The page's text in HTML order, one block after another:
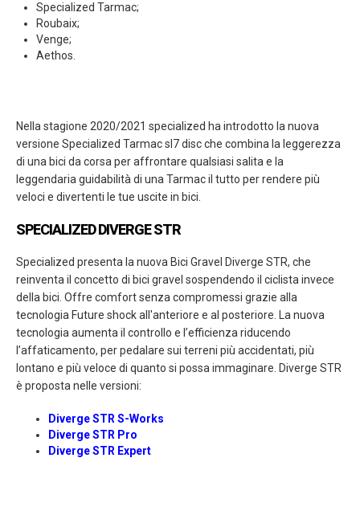
Specialized Tarmac;
Roubaix;
Venge;
Aethos.
Nella stagione 2020/2021 specialized ha introdotto la nuova
versione Specialized Tarmac sl7 disc che combina la leggerezza
di una bici da corsa per affrontare qualsiasi salita e la
leggendaria guidabilità di una Tarmac il tutto per rendere più
veloci e divertenti le tue uscite in bici.
SPECIALIZED DIVERGE STR
Specialized presenta la nuova Bici Gravel Diverge STR, che
reinventa il concetto di bici gravel sospendendo il ciclista invece
della bici. Offre comfort senza compromessi grazie alla
tecnologia Future shock all'anteriore e al posteriore. La nuova
tecnologia aumenta il controllo e l’efficienza riducendo
l’affaticamento, per pedalare sui terreni più accidentati, più
lontano e più veloce di quanto si possa immaginare. Diverge STR
è proposta nelle versioni:
Diverge STR S-Works
Diverge STR Pro
Diverge STR Expert